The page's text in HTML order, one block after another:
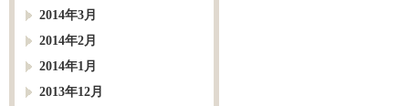
2014年3月
2014年2月
2014年1月
2013年12月